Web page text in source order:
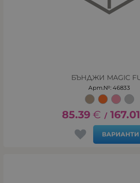
БЪНДЖИ MAGIC
Арт.№: 46833
85.39 € / 167.01
ВАРИАНТИ